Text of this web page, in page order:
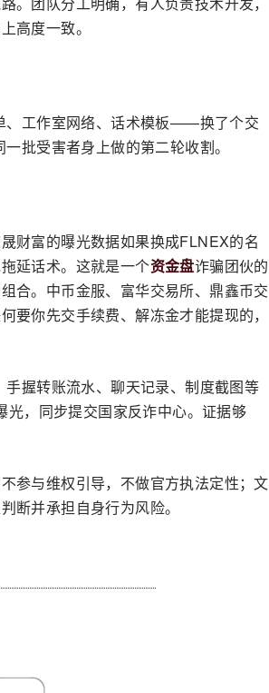
高度一致。
、工作室网络、话术模板——换了个交
批受害者身上做的第二轮收割。
财富的曝光数据如果换成FLNEX的名
延话术。这就是一个资金盘诈骗团伙的
合。中币金服、富华交易所、鼎鑫币交
你先交手续费、解冻金才能提现的，
握转账流水、聊天记录、制度截图等
光，同步提交国家反诈中心。证据够
参与维权引导，不做官方执法定性；文
断并承担自身行为风险。